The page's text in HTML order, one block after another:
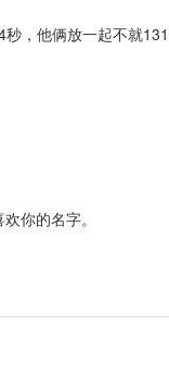
，他俩放一起不就
你的名字。